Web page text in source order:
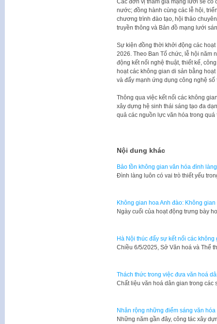
Các đơn vị tham gia mạng lưới sẽ có
nước; đồng hành cùng các lễ hội,
chương trình đào tạo, hội thảo
truyền thông và Bản đồ mạng lưới
Sự kiện đồng thời khởi động các
2026. Theo Ban Tổ chức, lễ hội năm
động kết nối nghệ thuật, thiết kế,
hoạt các không gian di sản bằng
và đẩy mạnh ứng dụng công nghệ
Thông qua việc kết nối các không
xây dựng hệ sinh thái sáng tạo đa
quả các nguồn lực văn hóa trong
Nội dung khác
Bảo tồn không gian văn hóa đình làng
​Đình làng luôn có vai trò thiết yếu
Không gian hoa Anh đào: Không
Ngày cuối của hoạt động trưng bày
Hà Nội thúc đẩy sự kết nối các
Chiều 6/5/2025, Sở Văn hoá và Thể
Thách thức trong việc đưa văn hoá
Chất liệu văn hoá dân gian trong
Nhân rộng những điểm sáng văn
Những năm gần đây, công tác xây